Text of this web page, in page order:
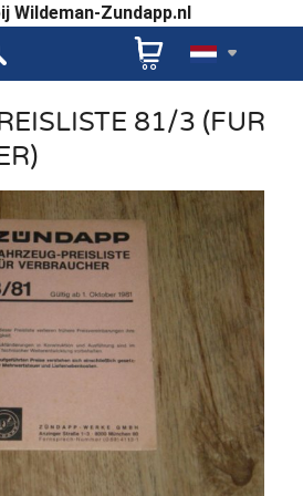
Wildeman-Zundapp.nl
81/3 (FUR